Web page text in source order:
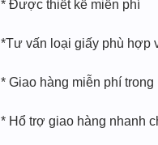
* Được thiết kế miễn phí
*Tư vấn loại giấy phù hợp
* Giao hàng miễn phí trong
* Hổ trợ giao hàng nhanh